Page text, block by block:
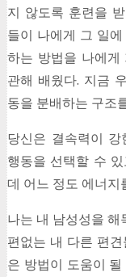
지 않도록 훈련을
들이 나에게 그 일
하는 방법을 나에게
관해 배웠다. 지금
동을 분배하는 구조
당신은 결속력이
행동을 선택할 수
데 어느 정도 에너지
나는 내 남성성을 해
편없는 내 다른 편
은 방법이 도움이